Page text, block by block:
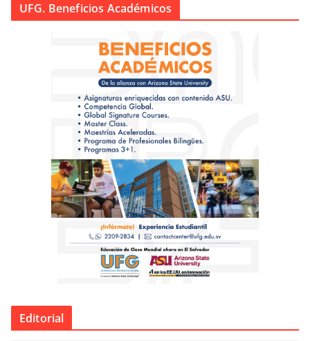
UFG. Beneficios Académicos
Editorial